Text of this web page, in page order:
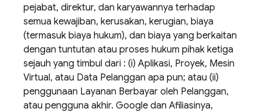
pejabat, direktur, dan karyawannya terhadap
semua kewajiban, kerusakan, kerugian, biaya
(termasuk biaya hukum), dan biaya yang berkaitan
dengan tuntutan atau proses hukum pihak ketiga
sejauh yang timbul dari : (i) Aplikasi, Proyek, Mesin
Virtual, atau Data Pelanggan apa pun; atau (ii)
penggunaan Layanan Berbayar oleh Pelanggan,
atau pengguna akhir. Google dan Afiliasinya,